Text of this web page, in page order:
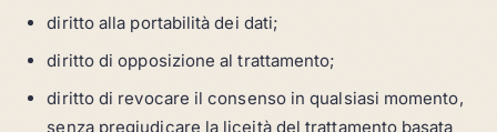
diritto alla portabilità dei dati;
diritto di opposizione al trattamento;
diritto di revocare il consenso in qualsiasi momento,
senza pregiudicare la liceità del trattamento basata